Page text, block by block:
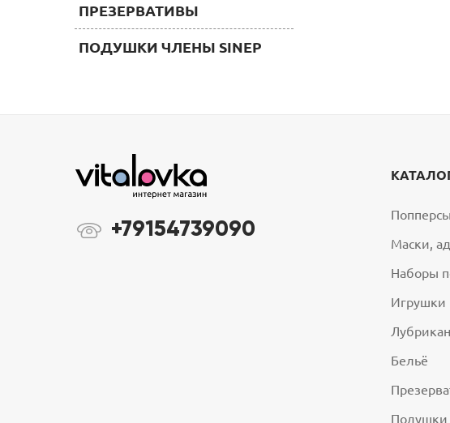
ПРЕЗЕРВАТИВЫ
ПОДУШКИ ЧЛЕНЫ SINEP
+79154739090
Попперсы
Маски,
Наборы
Игрушки
Бельё